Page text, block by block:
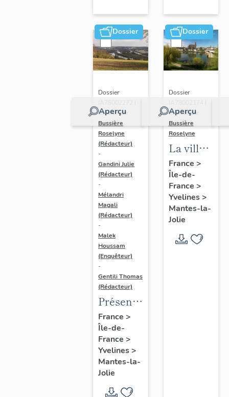
Dossier
Aperçu
Dossier
Réalisé par
Bussière
Roselyne
(Rédacteur)
-
Gandini Julie
(Rédacteur)
-
Mélandri
Magali
(Rédacteur)
-
Malek
Houssam
(Enquêteur)
-
Gentili Thomas
(Rédacteur)
Présentation
de
l'étude
France >
Île-de-
France >
Yvelines>
Mantes-la-
Jolie
Dossier
Aperçu
Dossier
Réalisé par
Bussière
Roselyne
La ville
de
Mantes-
la-Jolie
France >
Île-de-
France >
Yvelines>
Mantes-la-
Jolie